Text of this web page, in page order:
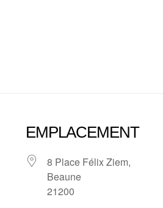
EMPLACEMENT
8 Place Félix Ziem,
Beaune
21200